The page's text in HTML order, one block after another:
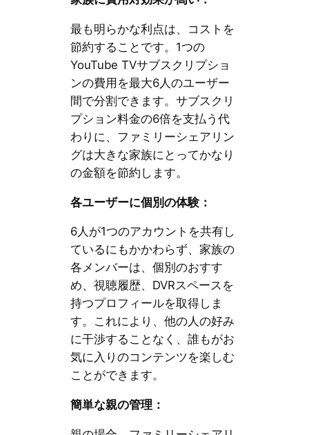
最も明らかな利点は、コストを
節約することです。1つの
YouTube TVサブスクリプショ
ンの費用を最大6人のユーザー
間で分割できます。サブスクリ
プション料金の6倍を支払う代
わりに、ファミリーシェアリン
グは大きな家族にとってかなり
の金額を節約します。
各ユーザーに個別の体験：
6人が1つのアカウントを共有し
ているにもかかわらず、家族の
各メンバーは、個別のおすす
め、視聴履歴、DVRスペースを
持つプロフィールを取得しま
す。これにより、他の人の好み
に干渉することなく、誰もがお
気に入りのコンテンツを楽しむ
ことができます。
簡単な親の管理：